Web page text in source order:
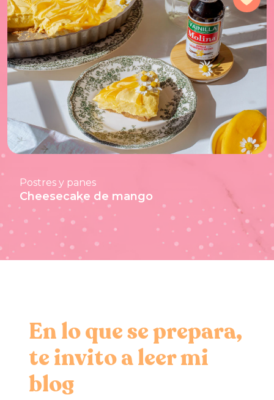
Postres y panes
Cheesecake de mango
En lo que se prepara,
te invito a leer mi
blog